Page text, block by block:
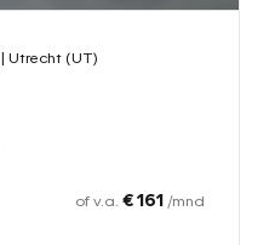
| Utrecht (UT)
of v.a. € 161 /mnd